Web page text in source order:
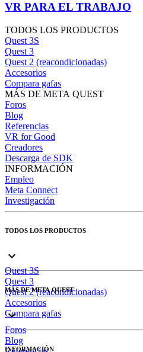
VR PARA EL TRABAJO
TODOS LOS PRODUCTOS
Quest 3S
Quest 3
Quest 2 (reacondicionadas)
Accesorios
Compara gafas
MÁS DE META QUEST
Foros
Blog
Referencias
VR for Good
Creadores
Descarga de SDK
INFORMACIÓN
Empleo
Meta Connect
Investigación
TODOS LOS PRODUCTOS
Quest 3S
Quest 3
Quest 2 (reacondicionadas)
Accesorios
Compara gafas
MÁS DE META QUEST
Foros
Blog
INFORMACIÓN